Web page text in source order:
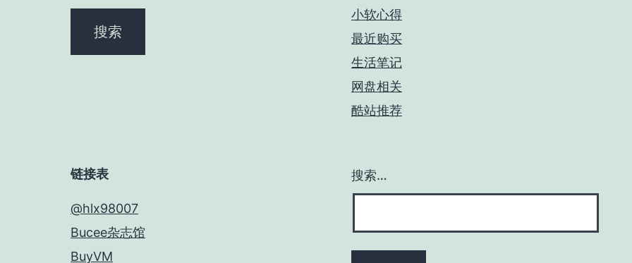
小软心得
最近购买
生活笔记
网盘相关
酷站推荐
链接表
@hlx98007
Bucee杂志馆
BuyVM
搜索…